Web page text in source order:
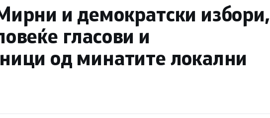
и демократски избори,
гласови и
од минатите локални